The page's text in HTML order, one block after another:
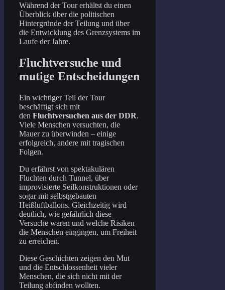
Während der Tour erhältst du einen
Überblick über die politischen
Hintergründe der Teilung und über
die Entwicklung des Grenzsystems im
Laufe der Jahre.
Fluchtversuche und
mutige Entscheidungen
Ein wichtiger Teil der Tour
beschäftigt sich mit
den Fluchtversuchen aus der DDR.
Viele Menschen versuchten, die
Mauer zu überwinden – einige
erfolgreich, andere mit tragischen
Folgen.
Du erfährst von spektakulären
Fluchten durch Tunnel, über
improvisierte Seilkonstruktionen oder
sogar mit selbstgebauten
Heißluftballons. Gleichzeitig wird
deutlich, wie gefährlich diese
Versuche waren und welche Risiken
die Menschen eingingen, um Freiheit
zu erreichen.
Diese Geschichten zeigen den Mut
und die Entschlossenheit vieler
Menschen, die sich nicht mit der
Teilung abfinden wollten.